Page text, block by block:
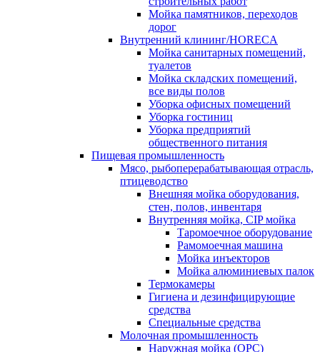
Мойка памятников, переходов
дорог
Внутренний клининг/HORECA
Мойка санитарных помещений,
туалетов
Мойка складских помещений,
все виды полов
Уборка офисных помещений
Уборка гостиниц
Уборка предприятий
общественного питания
Пищевая промышленность
Мясо, рыбоперерабатывающая отрасль,
птицеводство
Внешняя мойка оборудования,
стен, полов, инвентаря
Внутренняя мойка, CIP мойка
Таромоечное оборудование
Рамомоечная машина
Мойка инъекторов
Мойка алюминиевых палок
Термокамеры
Гигиена и дезинфицирующие
средства
Специальные средства
Молочная промышленность
Наружная мойка (ОРС)